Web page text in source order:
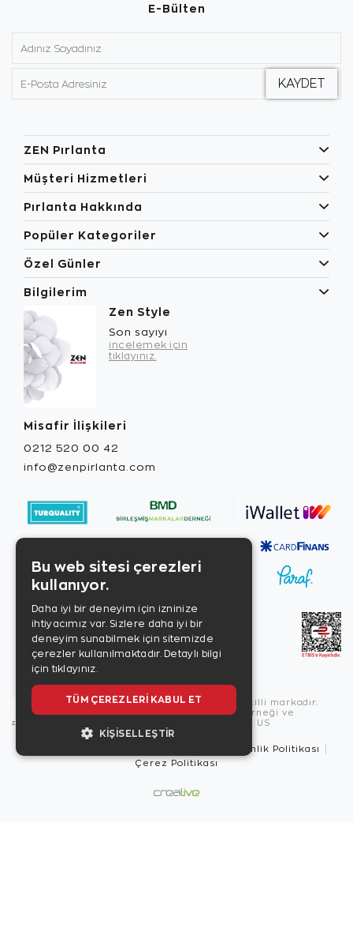
E-Bülten
ZEN Pırlanta
Müşteri Hizmetleri
Pırlanta Hakkında
Popüler Kategoriler
Özel Günler
Bilgilerim
Zen Style
Son sayıyı
incelemek için
tıklayınız.
Misafir İlişkileri
0212 520 00 42
info@zenpirlanta.com
Copyright © 2026, Zen Diamond tescilli markadır.
Zen Diamond Birleşmiş Markalar Derneği ve
Turquality Destek Programı üyesidir. US
Güvenlik Politikası
Çerez Politikası
Bu web sitesi çerezleri
kullanıyor.
Daha iyi bir deneyim için izninize
ihtiyacımız var. Sizlere daha iyi bir
deneyim sunabilmek için sitemizde
çerezler kullanılmaktadır. Detaylı bilgi
için tıklayınız.
TÜM ÇEREZLERI KABUL ET
KIŞISELLEŞTIR